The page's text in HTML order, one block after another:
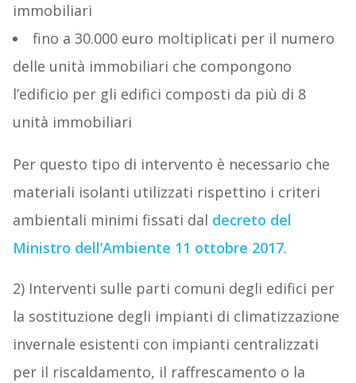
immobiliari
fino a 30.000 euro moltiplicati per il numero
delle unità immobiliari che compongono
l’edificio per gli edifici composti da più di 8
unità immobiliari
Per questo tipo di intervento è necessario che
materiali isolanti utilizzati rispettino i criteri
ambientali minimi fissati dal decreto del
Ministro dell’Ambiente 11 ottobre 2017.
2) Interventi sulle parti comuni degli edifici per
la sostituzione degli impianti di climatizzazione
invernale esistenti con impianti centralizzati
per il riscaldamento, il raffrescamento o la